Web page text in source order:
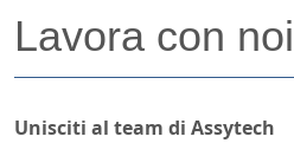
Lavora con noi
Unisciti al team di Assytech